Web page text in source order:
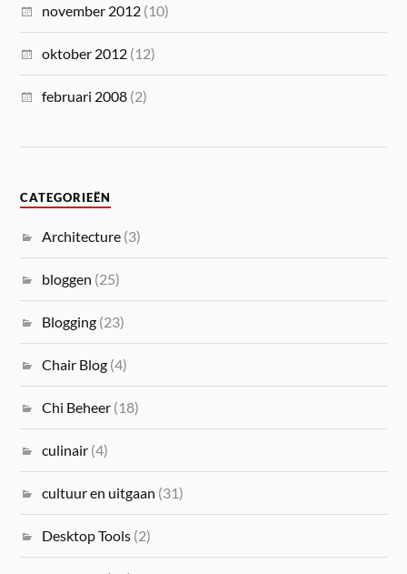
november 2012 (10)
oktober 2012 (12)
februari 2008 (2)
CATEGORIEËN
Architecture (3)
bloggen (25)
Blogging (23)
Chair Blog (4)
Chi Beheer (18)
culinair (4)
cultuur en uitgaan (31)
Desktop Tools (2)